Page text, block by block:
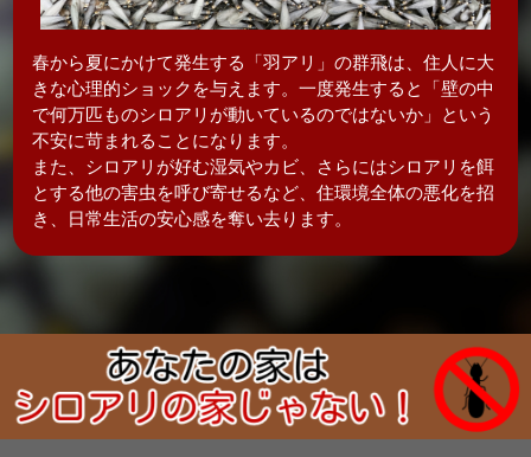
春から夏にかけて発生する「羽アリ」の群飛は、住人に大
きな心理的ショックを与えます。一度発生すると「壁の中
で何万匹ものシロアリが動いているのではないか」という
不安に苛まれることになります。
また、シロアリが好む湿気やカビ、さらにはシロアリを餌
とする他の害虫を呼び寄せるなど、住環境全体の悪化を招
き、日常生活の安心感を奪い去ります。